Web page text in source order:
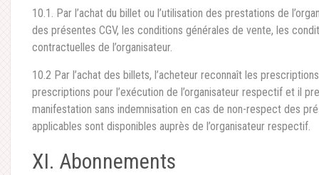
10.1. Par l’achat du billet ou l’utilisation des prestations de
des présentes CGV, les conditions générales de vente, les
contractuelles de l’organisateur.
10.2 Par l’achat des billets, l’acheteur reconnaît les
prescriptions pour l’exécution de l’organisateur respectif et il
manifestation sans indemnisation en cas de non-respect des
applicables sont disponibles auprès de l’organisateur respectif.
XI. Abonnements